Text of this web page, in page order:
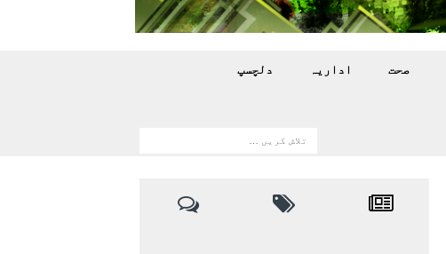
صحت اداريہ دلچسپ